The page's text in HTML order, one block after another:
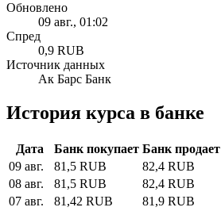
Обновлено
09 авг., 01:02
Спред
0,9 RUB
Источник данных
Ак Барс Банк
История курса в банке
Дата Банк покупает Банк продает
09 авг.
81,5 RUB
82,4 RUB
08 авг.
81,5 RUB
82,4 RUB
07 авг.
81,42 RUB
81,9 RUB